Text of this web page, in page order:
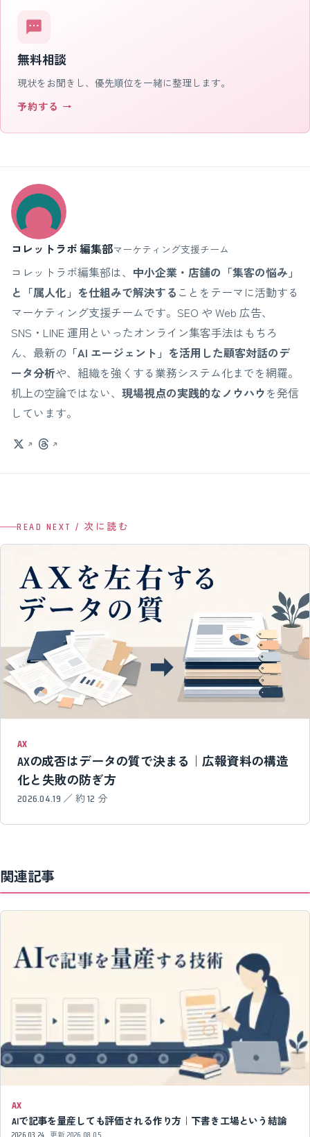
無料相談
現状をお聞きし、優先順位を一緒に整理します。
予約する →
コレットラボ 編集部マーケティング支援チーム
コレットラボ編集部は、 中小企業・店舗の「集客の悩み」
と「属人化」を仕組みで解決する ことをテーマに活動する
マーケティング支援チームです。SEO や Web 広告、
SNS・LINE 運用といったオンライン集客手法はもちろ
ん、最新の 「AI エージェント」を活用した顧客対話のデ
ータ分析や、組織を強くする業務システム化までを網羅。
机上の空論ではない、 現場視点の実践的なノウハウを発信
しています。
READ NEXT / 次に読む
AX
AXの成否はデータの質で決まる｜広報資料の構造
化と失敗の防ぎ方
2026.04.19 ／ 約 12 分
関連記事
AX
AIで記事を量産しても評価される作り方｜下書き工場という結論